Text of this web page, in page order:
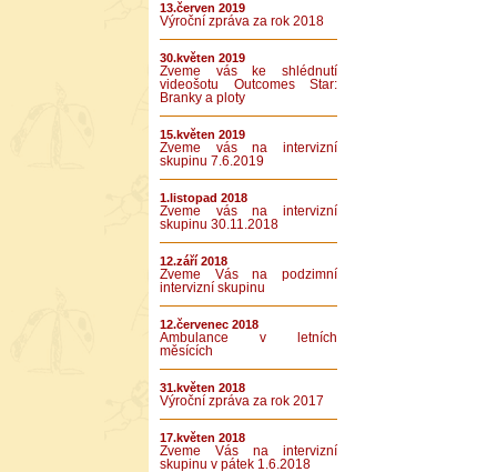
13.červen 2019
Výroční zpráva za rok 2018
30.květen 2019
Zveme vás ke shlédnutí
videošotu Outcomes Star:
Branky a ploty
15.květen 2019
Zveme vás na intervizní
skupinu 7.6.2019
1.listopad 2018
Zveme vás na intervizní
skupinu 30.11.2018
12.září 2018
Zveme Vás na podzimní
intervizní skupinu
12.červenec 2018
Ambulance v letních
měsících
31.květen 2018
Výroční zpráva za rok 2017
17.květen 2018
Zveme Vás na intervizní
skupinu v pátek 1.6.2018